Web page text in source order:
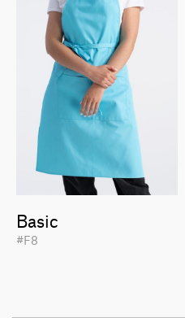
Basic
#F8